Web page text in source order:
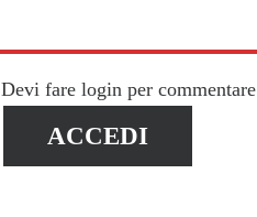
Devi fare login per commentare
ACCEDI